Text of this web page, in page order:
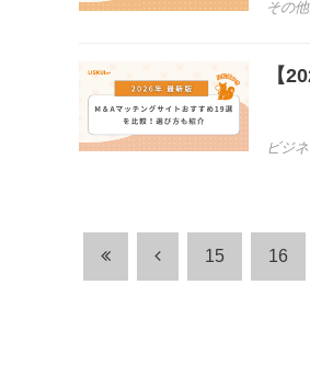
その他
【
ビジ
15 16